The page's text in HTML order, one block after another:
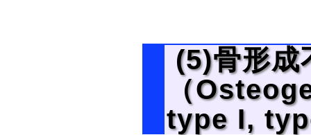
(5)骨形成
（
type I,